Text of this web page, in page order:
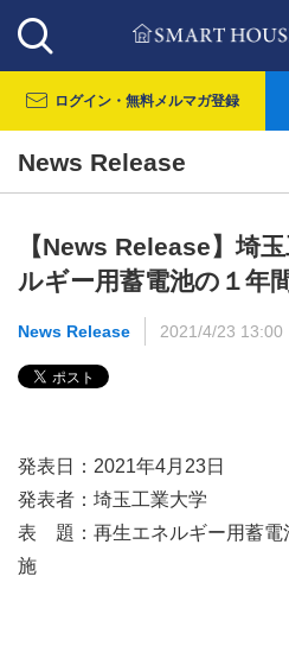
ログイン・ 無料メルマガ登録
News Release
【News Release】埼
ルギー用蓄電池の１年
News Release 2021/4/23 13:00
発表日：2021年4月23日
発表者：埼玉工業大学
表 題：再生エネルギー用蓄電
施